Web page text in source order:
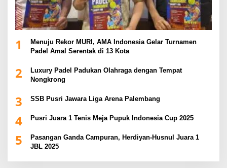
1
Menuju Rekor MURI, AMA Indonesia Gelar Turnamen
Padel Amal Serentak di 13 Kota
2
Luxury Padel Padukan Olahraga dengan Tempat
Nongkrong
3 SSB Pusri Jawara Liga Arena Palembang
4 Pusri Juara 1 Tenis Meja Pupuk Indonesia Cup 2025
5
Pasangan Ganda Campuran, Herdiyan-Husnul Juara 1
JBL 2025